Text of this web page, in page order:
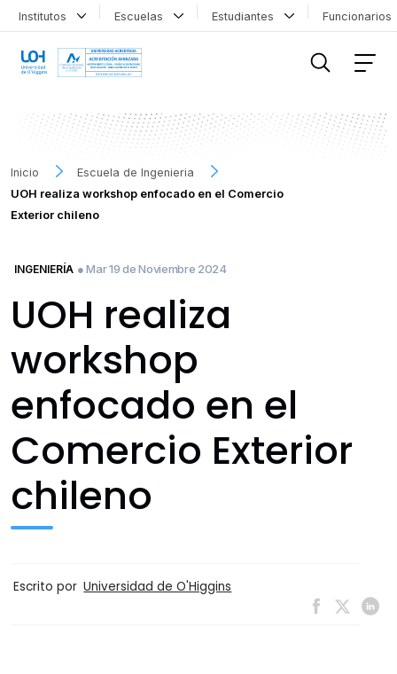
Institutos Escuelas Estudiantes
Inicio
Escuela de Ingenieria
UOH realiza workshop enfocado en el Comercio
Exterior chileno
INGENIERÍA ● Mar 19 de Noviembre 2024
UOH realiza
workshop
enfocado en el
Comercio Exterior
chileno
Escrito por Universidad de O'Higgins